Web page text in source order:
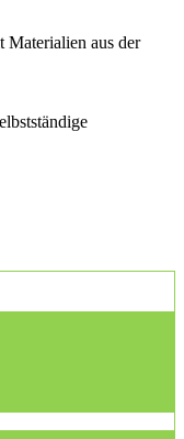
Materialien aus der